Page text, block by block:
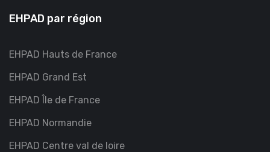
EHPAD par région
EHPAD Hauts de France
EHPAD Grand Est
EHPAD Île de France
EHPAD Normandie
EHPAD Centre val de loire